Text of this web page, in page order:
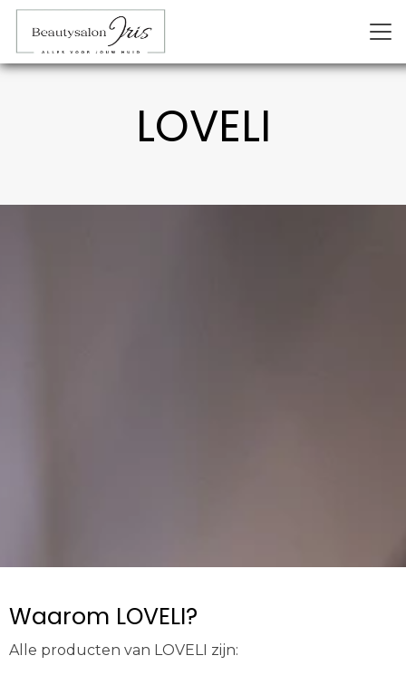
LOVELI
Waarom LOVELI?
Alle producten van LOVELI zijn: